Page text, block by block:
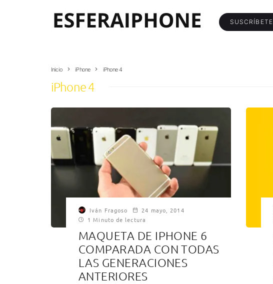
SUSCRÍBETE
Inicio iPhone iPhone 4
iPhone 4
Iván Fragoso
24 mayo, 2014
1 Minuto de lectura
MAQUETA DE IPHONE 6
COMPARADA CON TODAS
LAS GENERACIONES
ANTERIORES